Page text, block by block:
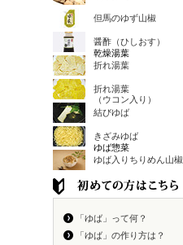
但馬のゆず山椒
醤酢（ひしおす）
乾燥湯葉
折れ湯葉
折れ湯葉
（ウコン入り）
結びゆば
きざみゆば
ゆば惣菜
ゆば入りちりめん山椒
「ゆば」って何？
「ゆば」の作り方は？